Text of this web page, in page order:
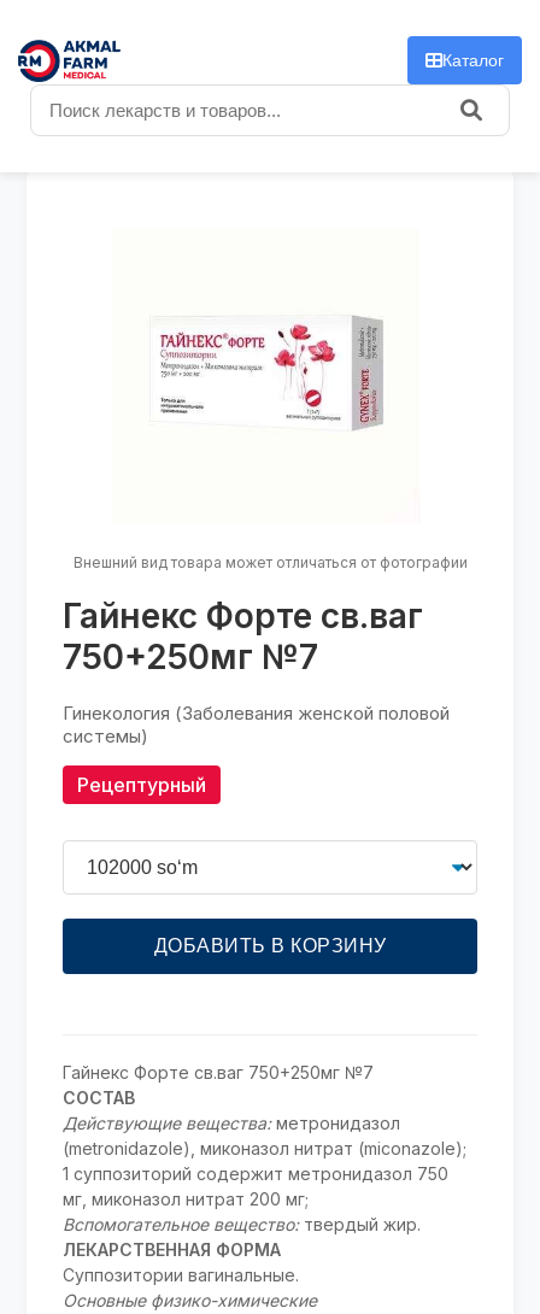
Каталог
Внешний вид товара может отличаться от фотографии
Гайнекс Форте св.ваг
750+250мг №7
Гинекология (Заболевания женской половой
системы)
Рецептурный
ДОБАВИТЬ В КОРЗИНУ
Гайнекс Форте св.ваг 750+250мг №7
СОСТАВ
Действующие вещества:метронидазол
(metronidazole), миконазол нитрат (miconazole);
1 суппозиторий содержит метронидазол 750
мг, миконазол нитрат 200 мг;
Вспомогательное вещество:твердый жир.
ЛЕКАРСТВЕННАЯ ФОРМА
Суппозитории вагинальные.
Основные физико-химические